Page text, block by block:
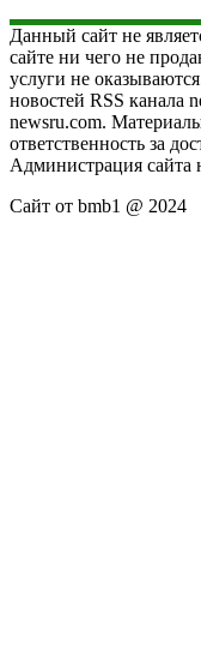
Данный сайт не
сайте ни чего не
услуги не
новостей RSS канала
newsru.com.
ответственность за
Администрация сайта
Сайт от bmb1 @ 2024